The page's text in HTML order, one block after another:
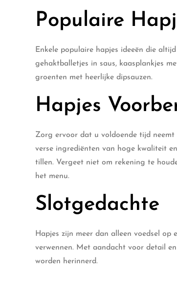
Populaire
Enkele populaire hapjes ideeën die
gehaktballetjes in saus, kaasplankjes
groenten met heerlijke dipsauzen.
Hapjes
Zorg ervoor dat u voldoende tijd
verse ingrediënten van hoge kwaliteit
tillen. Vergeet niet om rekening te
het menu.
Slotgedachte
Hapjes zijn meer dan alleen voedsel op
verwennen. Met aandacht voor detail
worden herinnerd.